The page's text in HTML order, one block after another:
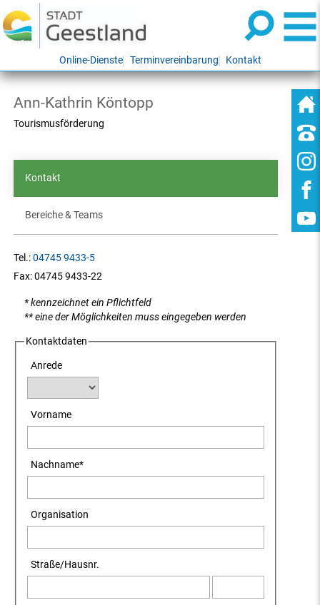
Online-Dienste Terminvereinbarung Kontakt
Ann-Kathrin Köntopp
Tourismusförderung
Kontakt
Bereiche & Teams
Tel.:04745 9433-5
Fax:04745 9433-22
* kennzeichnet ein Pflichtfeld
** eine der Möglichkeiten muss eingegeben werden
Kontaktdaten
Anrede
Vorname
Nachname*
Organisation
Straße/Hausnr.